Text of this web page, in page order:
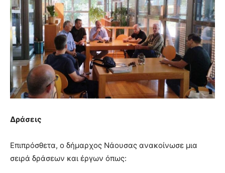
Δράσεις
Επιπρόσθετα, ο δήμαρχος Νάουσας ανακοίνωσε μια
σειρά δράσεων και έργων όπως: